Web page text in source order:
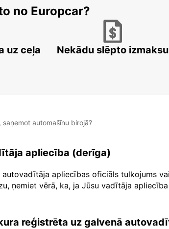
no Europcar?
uz ceļa Nekādu slēpto izmaksu
automašīnu birojā?
apliecība (derīga)
autovadītāja apliecības oficiāls tulkojums
ņemiet vērā, ka, ja Jūsu vadītāja
reģistrēta uz galvenā